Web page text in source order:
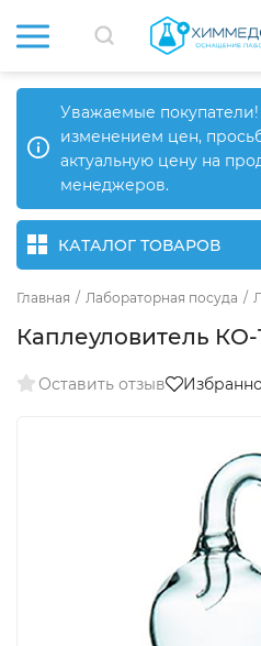
Уважаемые покупатели!
изменением цен,
актуальную цену на
менеджеров.
КАТАЛОГ ТОВАРОВ
Главная / Лабораторная посуда /
Каплеуловитель КО-
Оставить отзыв